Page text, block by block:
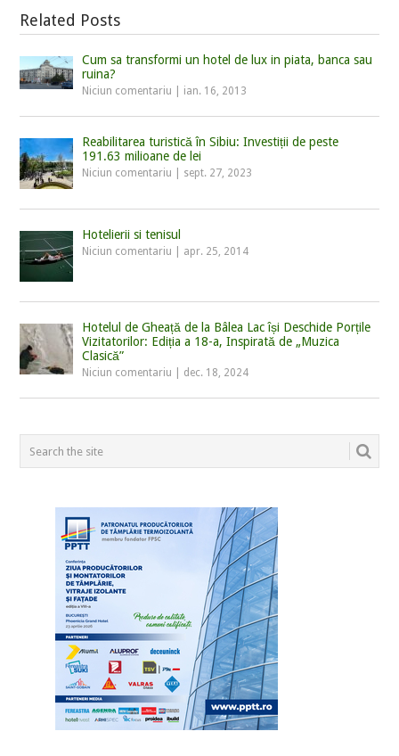
Related Posts
Cum sa transformi un hotel de lux in piata, banca sau
ruina?
Niciun comentariu ian. 16, 2013
Reabilitarea turistică în Sibiu: Investiții de peste
191.63 milioane de lei
Niciun comentariu sept. 27, 2023
Hotelierii si tenisul
Niciun comentariu apr. 25, 2014
Hotelul de Gheață de la Bâlea Lac își Deschide Porțile
Vizitatorilor: Ediția a 18-a, Inspirată de „Muzica
Clasică”
Niciun comentariu dec. 18, 2024